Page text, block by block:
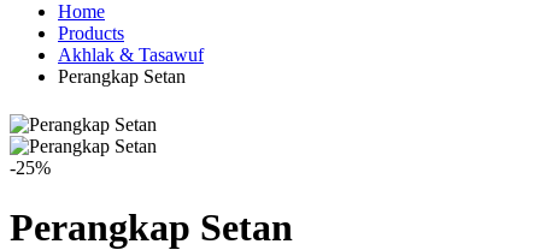
Home
Products
Akhlak & Tasawuf
Perangkap Setan
-25%
Perangkap Setan